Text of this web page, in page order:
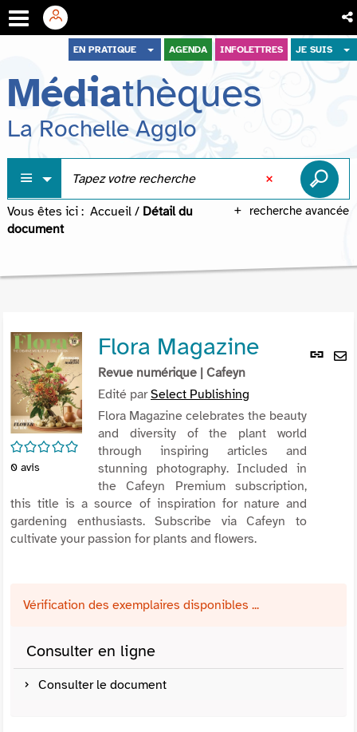
menu
contenu
recherche
EN PRATIQUE AGENDA INFOLETTRES JE SUIS
Médiathèques
La Rochelle Agglo
recherche avancée
Vous êtes ici : Accueil / Détail du
document
Lien
/5
0 avis
Flora Magazine
Revue numérique | Cafeyn
Edité parSelect Publishing
Flora Magazine celebrates the beauty
and diversity of the plant world
through inspiring articles and
stunning photography. Included in
the Cafeyn Premium subscription,
this title is a source of inspiration for nature and
gardening enthusiasts. Subscribe via Cafeyn to
cultivate your passion for plants and flowers.
Vérification des exemplaires disponibles ...
Consulter en ligne
Consulter le document